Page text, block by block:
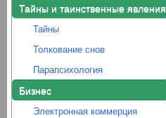
Тайны и таинственные явления
Тайны
Толкование снов
Парапсихология
Бизнес
Электронная коммерция